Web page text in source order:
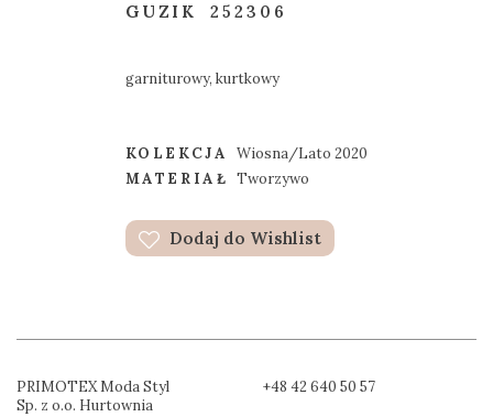
GUZIK 252306
garniturowy, kurtkowy
KOLEKCJA
Wiosna/Lato 2020
MATERIAŁ Tworzywo
Dodaj do Wishlist
PRIMOTEX Moda Styl
Sp. z o.o. Hurtownia
+48 42 640 50 57